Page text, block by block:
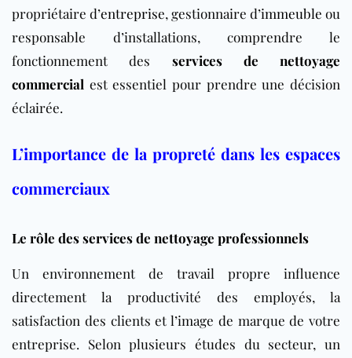
propriétaire d’entreprise, gestionnaire d’immeuble ou
responsable d’installations, comprendre le
fonctionnement des services de nettoyage
commercial est essentiel pour prendre une décision
éclairée.
L’importance de la propreté dans les espaces
commerciaux
Le rôle des services de nettoyage professionnels
Un environnement de travail propre influence
directement la productivité des employés, la
satisfaction des clients et l’image de marque de votre
entreprise. Selon plusieurs études du secteur, un